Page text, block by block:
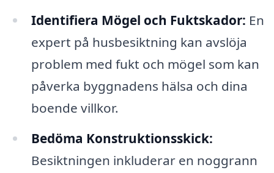
Identifiera Mögel och Fuktskador: En
expert på husbesiktning kan avslöja
problem med fukt och mögel som kan
påverka byggnadens hälsa och dina
boende villkor.
Bedöma Konstruktionsskick:
Besiktningen inkluderar en noggrann